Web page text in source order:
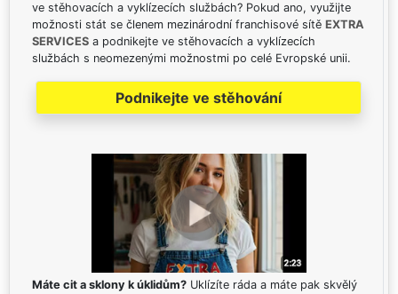
ve stěhovacích a vyklízecích službách? Pokud ano, využijte
možnosti stát se členem mezinárodní franchisové sítě EXTRA
SERVICES a podnikejte ve stěhovacích a vyklízecích
službách s neomezenými možnostmi po celé Evropské unii.
Podnikejte ve stěhování
Máte cit a sklony k úklidům? Uklízíte ráda a máte pak skvělý